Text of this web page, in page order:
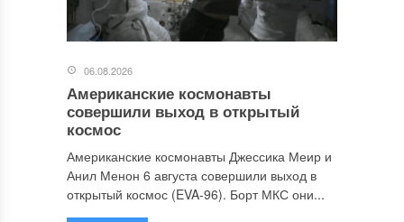
06.08.2026
Американские космонавты
совершили выход в открытый
космос
Американские космонавты Джессика Меир и
Анил Менон 6 августа совершили выход в
открытый космос (EVA-96). Борт МКС они...